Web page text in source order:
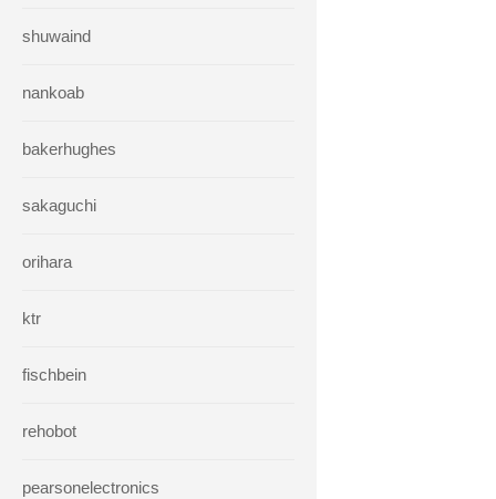
shuwaind
nankoab
bakerhughes
sakaguchi
orihara
ktr
fischbein
rehobot
pearsonelectronics